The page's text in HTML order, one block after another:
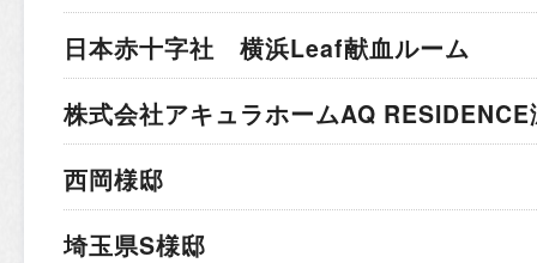
日本赤十字社 横浜Leaf献血ルーム
株式会社アキュラホームAQ
西岡様邸
埼玉県S様邸